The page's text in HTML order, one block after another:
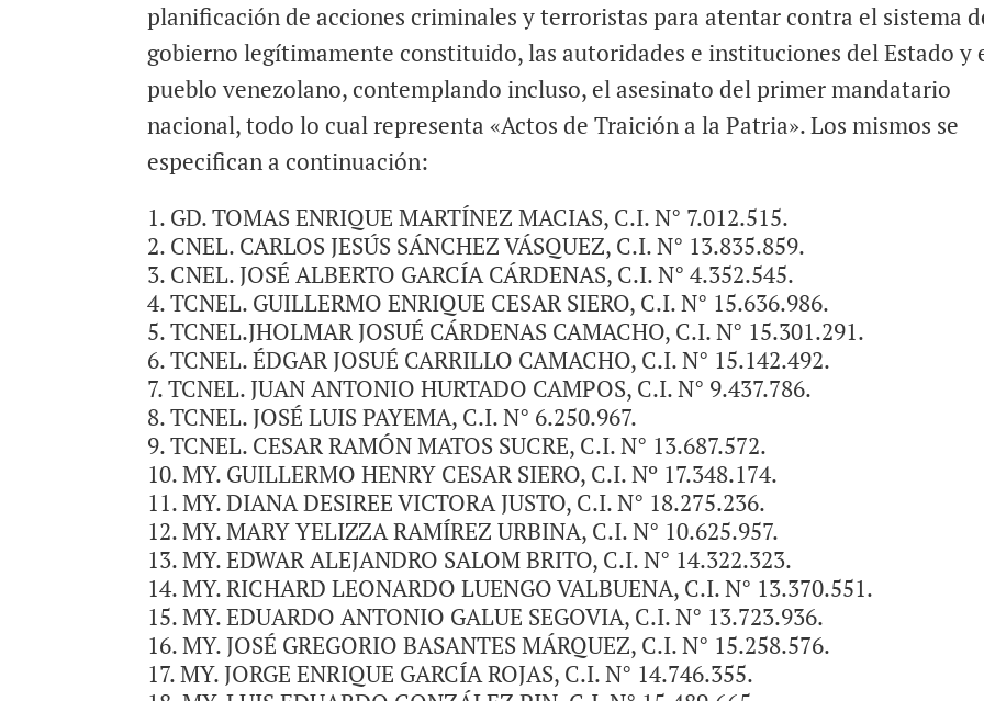
planificación de acciones criminales y terroristas para atentar contra el sistema
gobierno legítimamente constituido, las autoridades e instituciones del Estado y
pueblo venezolano, contemplando incluso, el asesinato del primer mandatario
nacional, todo lo cual representa «Actos de Traición a la Patria». Los mismos se
especifican a continuación:
GD. TOMAS ENRIQUE MARTÍNEZ MACIAS, C.I. N° 7.012.515.
CNEL. CARLOS JESÚS SÁNCHEZ VÁSQUEZ, C.I. N° 13.835.859.
CNEL. JOSÉ ALBERTO GARCÍA CÁRDENAS, C.I. N° 4.352.545.
TCNEL. GUILLERMO ENRIQUE CESAR SIERO, C.I. N° 15.636.986.
TCNEL.JHOLMAR JOSUÉ CÁRDENAS CAMACHO, C.I. N° 15.301.291.
TCNEL. ÉDGAR JOSUÉ CARRILLO CAMACHO, C.I. N° 15.142.492.
TCNEL. JUAN ANTONIO HURTADO CAMPOS, C.I. N° 9.437.786.
TCNEL. JOSÉ LUIS PAYEMA, C.I. N° 6.250.967.
TCNEL. CESAR RAMÓN MATOS SUCRE, C.I. N° 13.687.572.
MY. GUILLERMO HENRY CESAR SIERO, C.I. Nº 17.348.174.
MY. DIANA DESIREE VICTORA JUSTO, C.I. N° 18.275.236.
MY. MARY YELIZZA RAMÍREZ URBINA, C.I. N° 10.625.957.
MY. EDWAR ALEJANDRO SALOM BRITO, C.I. N° 14.322.323.
MY. RICHARD LEONARDO LUENGO VALBUENA, C.I. N° 13.370.551.
MY. EDUARDO ANTONIO GALUE SEGOVIA, C.I. N° 13.723.936.
MY. JOSÉ GREGORIO BASANTES MÁRQUEZ, C.I. N° 15.258.576.
MY. JORGE ENRIQUE GARCÍA ROJAS, C.I. N° 14.746.355.